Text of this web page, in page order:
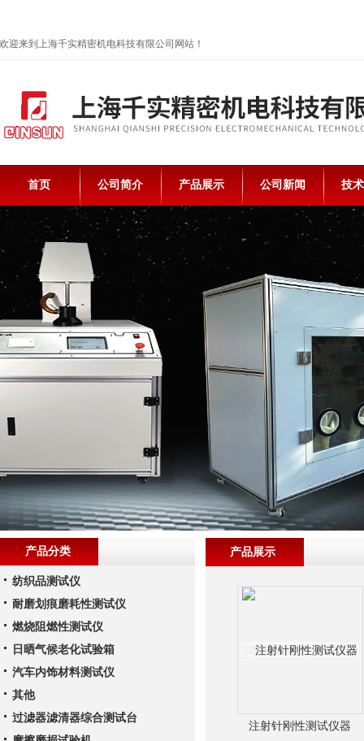
欢迎来到上海千实精密机电科技有限公司网站！
首页 公司简介 产品展示 公司新闻 技
产品展示
注射针刚性测试仪器
产品分类
纺织品测试仪
耐磨划痕磨耗性测试仪
燃烧阻燃性测试仪
日晒气候老化试验箱
汽车内饰材料测试仪
其他
过滤器滤清器综合测试台